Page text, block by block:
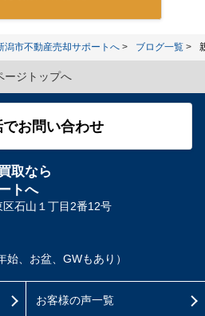
潟市不動産売却サポートへ ブログ一覧
ージトップへ
でお問い合わせ
取なら
トへ
石山１丁目2番12号
、お盆、GWもあり）
お客様の声一覧